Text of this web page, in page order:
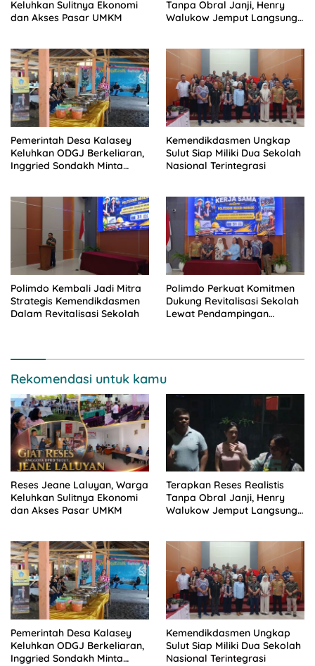
Keluhkan Sulitnya Ekonomi
dan Akses Pasar UMKM
Tanpa Obral Janji, Henry
Walukow Jemput Langsung
Pemerintah Desa Kalasey
Keluhkan ODGJ Berkeliaran,
Inggried Sondakh Minta
Kemendikdasmen Ungkap
Sulut Siap Miliki Dua Sekolah
Nasional Terintegrasi
Polimdo Kembali Jadi Mitra
Strategis Kemendikdasmen
Dalam Revitalisasi Sekolah
Polimdo Perkuat Komitmen
Dukung Revitalisasi Sekolah
Lewat Pendampingan
Rekomendasi untuk kamu
Reses Jeane Laluyan, Warga
Keluhkan Sulitnya Ekonomi
dan Akses Pasar UMKM
Terapkan Reses Realistis
Tanpa Obral Janji, Henry
Walukow Jemput Langsung
Pemerintah Desa Kalasey
Keluhkan ODGJ Berkeliaran,
Inggried Sondakh Minta
Kemendikdasmen Ungkap
Sulut Siap Miliki Dua Sekolah
Nasional Terintegrasi